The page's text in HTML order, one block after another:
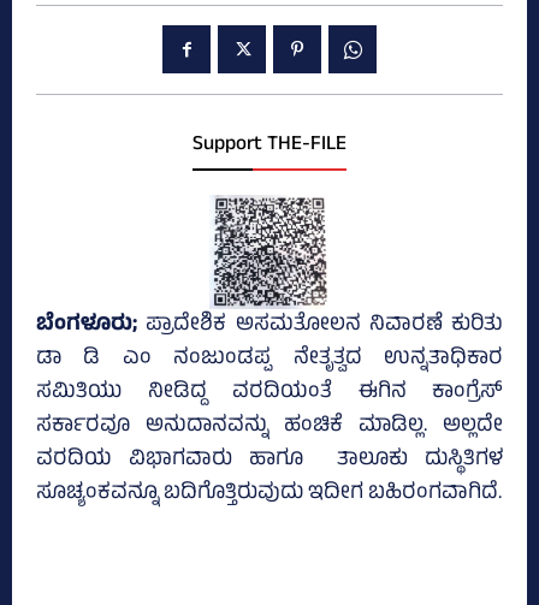
Support THE-FILE
ಬೆಂಗಳೂರು; ಪ್ರಾದೇಶಿಕ ಅಸಮತೋಲನ ನಿವಾರಣೆ ಕುರಿತು
ಡಾ ಡಿ ಎಂ ನಂಜುಂಡಪ್ಪ ನೇತೃತ್ವದ ಉನ್ನತಾಧಿಕಾರ
ಸಮಿತಿಯು ನೀಡಿದ್ದ ವರದಿಯಂತೆ ಈಗಿನ ಕಾಂಗ್ರೆಸ್‌
ಸರ್ಕಾರವೂ ಅನುದಾನವನ್ನು ಹಂಚಿಕೆ ಮಾಡಿಲ್ಲ. ಅಲ್ಲದೇ
ವರದಿಯ ವಿಭಾಗವಾರು ಹಾಗೂ ತಾಲೂಕು ದುಸ್ಥಿತಿಗಳ
ಸೂಚ್ಯಂಕವನ್ನೂ ಬದಿಗೊತ್ತಿರುವುದು ಇದೀಗ ಬಹಿರಂಗವಾಗಿದೆ.